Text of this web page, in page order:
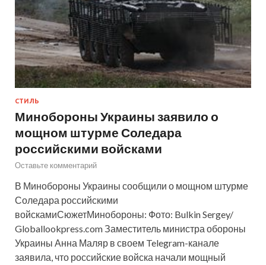
СТИЛЬ
Минобороны Украины заявило о
мощном штурме Соледара
российскими войсками
Оставьте комментарий
В Минобороны Украины сообщили о мощном штурме
Соледара российскими
войскамиСюжетМинобороны: Фото: Bulkin Sergey/
Globallookpress.com Заместитель министра обороны
Украины Анна Маляр в своем Telegram-канале
заявила, что российские войска начали мощный